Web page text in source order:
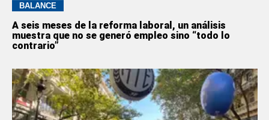
BALANCE
A seis meses de la reforma laboral, un análisis
muestra que no se generó empleo sino “todo lo
contrario”